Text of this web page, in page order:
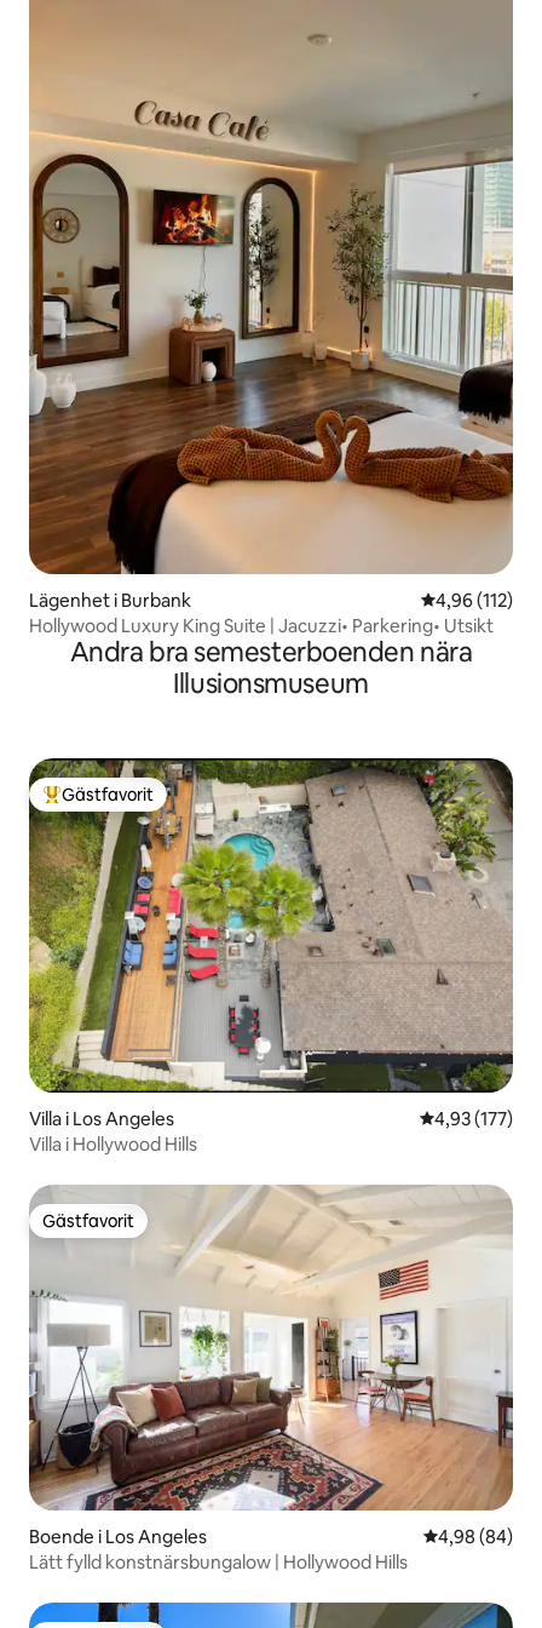
Lägenhet i Burbank 4,96 av 5 i
4,96 (112)
Hollywood Luxury King Suite | Jacuzzi• Parkering• Utsikt
Andra bra semesterboenden nära
Illusionsmuseum
Populär gästfavorit
Gästfavorit
Villa i Los Angeles 4,93 av 5 i
4,93 (177)
Villa i Hollywood Hills
Gästfavorit
Gästfavorit
Boende i Los Angeles 4,98 av 5 i
4,98 (84)
Lätt fylld konstnärsbungalow | Hollywood Hills